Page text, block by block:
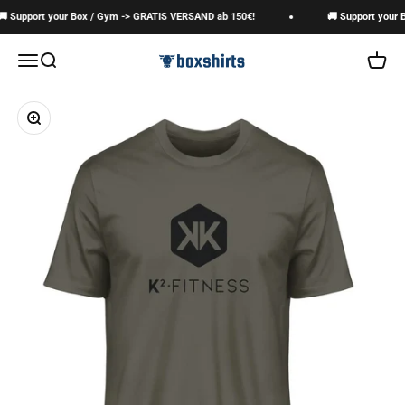
Zum Inhalt springen
Support your Box / Gym -> GRATIS VERSAND ab 150€! 🚚 Support your
Navigationsmenü öffnen
Suche öffnen boxshirts
Bild vergrößern